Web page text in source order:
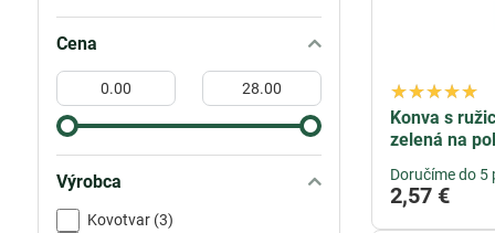
Konva s
zelená na
Doručíme do
2,57 €
Cena
Od:
Do:
Výrobca
Kovotvar (3)